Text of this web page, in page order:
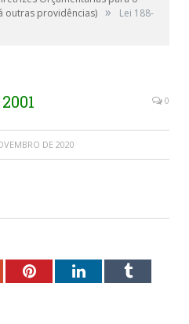
outras providências) »
Lei 188-
0
DE 2020
PinterestLinkedInTumblr